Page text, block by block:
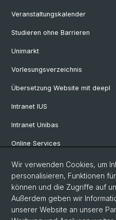
Veranstaltungskalender
Studieren ohne Barrieren
Unimarkt
Vorlesungsverzeichnis
Übersetzung Website mit deepl
Intranet IUS
Intranet Unibas
Online Services
Social Media
Instagram
Wir verwenden Cookies, um
personalisieren, Funktionen
können und die Zugriffe auf
Außerdem geben wir
unserer Website an unsere